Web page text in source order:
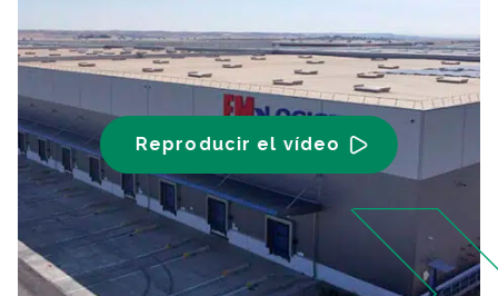
Reproducir el vídeo